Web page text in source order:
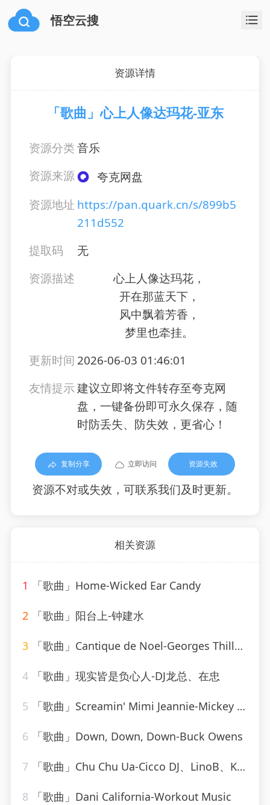
悟空云搜
资源详情
「歌曲」心上人像达玛花-亚东
资源分类音乐
资源来源
夸克网盘
资源地址 https://pan.quark.cn/s/899b5
211d552
提取码
无
资源描述
心上人像达玛花，
开在那蓝天下，
风中飘着芳香，
梦里也牵挂。
更新时间 2026-06-03 01:46:01
友情提示建议立即将文件转存至夸克网
盘，一键备份即可永久保存，随
时防丢失、防失效，更省心！
复制分享 立即访问 资源失效
资源不对或失效，可联系我们及时更新。
相关资源
1 「歌曲」Home-Wicked Ear Candy
2 「歌曲」阳台上-钟建水
3 「歌曲」Cantique de Noel-Georges Thill、Orchestra Armand Bernard
4 「歌曲」现实皆是负心人-DJ龙总、在忠
5 「歌曲」Screamin' Mimi Jeannie-Mickey Hawks
6 「歌曲」Down, Down, Down-Buck Owens
7 「歌曲」Chu Chu Ua-Cicco DJ、LinoB、Kiki
8 「歌曲」Dani California-Workout Music